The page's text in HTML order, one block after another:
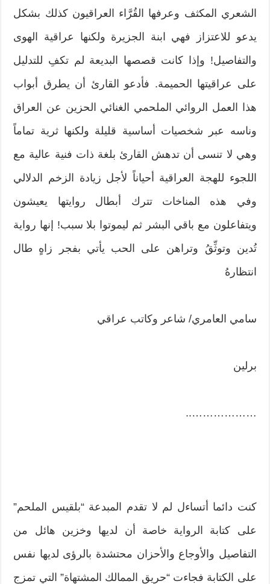
الشعري المكثف وعرفها القُرَّاء العراقيون كذلك بشكل
يدعو للاعتزاز فهي ابنة الجزيرة ولكنها عراقية الهوى
والتفاصيل! وإذا كانت قصصها البديعة لم تكفِ للتدليل
على عراقيتها الحميمة. فأدعو القارئ أن يطرق أبواب
هذا العمل الروائي الملحمي الغنائي الحزين عن العراق
وناسه عبر شخصيات أساسية قليلة ولكنها ثرية تماماً
وهي لا تنسى أن تدهش القارئ بلغة ذات فنية عالية مع
اللجوء للهجة العراقية أحياناً لأجل زيادة الزخم الدلالي
وفي هذه المناخات تترك أبطال روايتها يعيشون
ويتفاعلون مع باقي البشر ثم ليموتوا بلا سبب! إنها رواية
تُدين وتوثِّقُ وتراهن على الحب يأتي بفجر زاهٍ طال
انتظارهُ
سامي العامري/ شاعر وكاتب عراقي
برلين
………………..
كنت دائما أتساءل لم لا تقدم المبدعة “بلقيس الملحم”
على كتابة الرواية خاصة أن لديها وخزين هائل من
التفاصيل والأوجاع والأحزان محتشدة بالرؤى لديها نفس
على الكتابة فجاءت “حريق الممالك المشتهاة” التي تمزج